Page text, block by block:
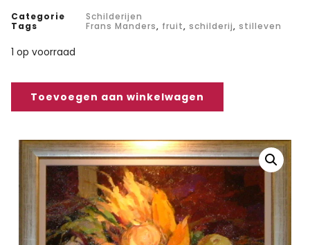
Categorie
Schilderijen
Tags
Frans Manders, fruit, schilderij, stilleven
1 op voorraad
Toevoegen aan winkelwagen